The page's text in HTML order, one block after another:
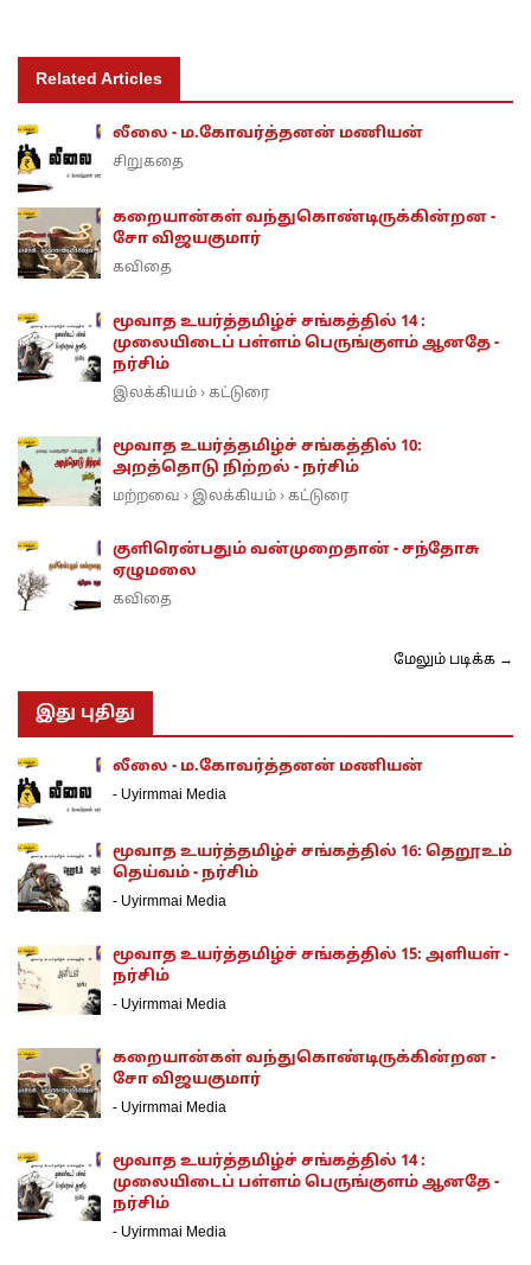
Related Articles
லீலை - ம.கோவர்த்தனன் மணியன்
சிறுகதை
கறையான்கள் வந்துகொண்டிருக்கின்றன -
சோ விஜயகுமார்
கவிதை
மூவாத உயர்த்தமிழ்ச் சங்கத்தில் 14 :
முலையிடைப் பள்ளம் பெருங்குளம் ஆனதே -
நர்சிம்
இலக்கியம் › கட்டுரை
மூவாத உயர்த்தமிழ்ச் சங்கத்தில் 10:
அறத்தொடு நிற்றல் - நர்சிம்
மற்றவை › இலக்கியம் › கட்டுரை
குளிரென்பதும் வன்முறைதான் - சந்தோசு
ஏழுமலை
கவிதை
மேலும் படிக்க →
இது புதிது
லீலை - ம.கோவர்த்தனன் மணியன்
- Uyirmmai Media
மூவாத உயர்த்தமிழ்ச் சங்கத்தில் 16: தெறூஉம்
தெய்வம் - நர்சிம்
- Uyirmmai Media
மூவாத உயர்த்தமிழ்ச் சங்கத்தில் 15: அளியள் -
நர்சிம்
- Uyirmmai Media
கறையான்கள் வந்துகொண்டிருக்கின்றன -
சோ விஜயகுமார்
- Uyirmmai Media
மூவாத உயர்த்தமிழ்ச் சங்கத்தில் 14 :
முலையிடைப் பள்ளம் பெருங்குளம் ஆனதே -
நர்சிம்
- Uyirmmai Media